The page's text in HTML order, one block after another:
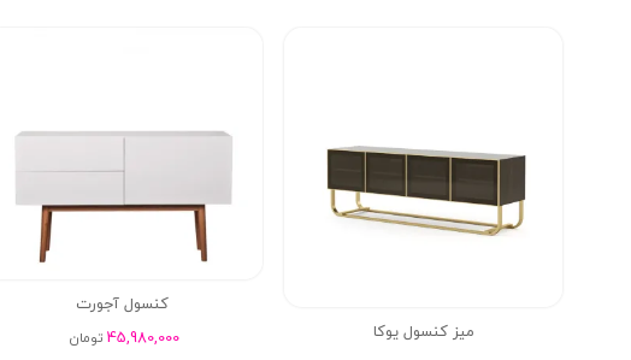
میز کنسول یوکا
کنسول آجورت
45,980,000 تومان